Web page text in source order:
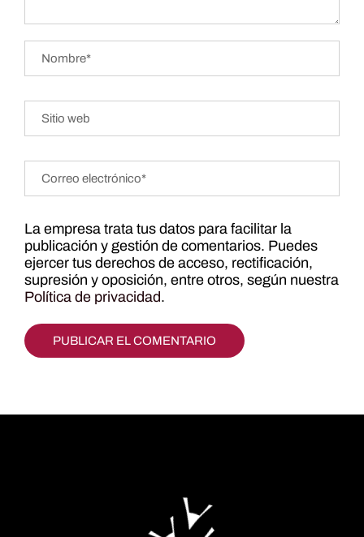
La empresa trata tus datos para facilitar la
publicación y gestión de comentarios. Puedes
ejercer tus derechos de acceso, rectificación,
supresión y oposición, entre otros, según nuestra
Política de privacidad.